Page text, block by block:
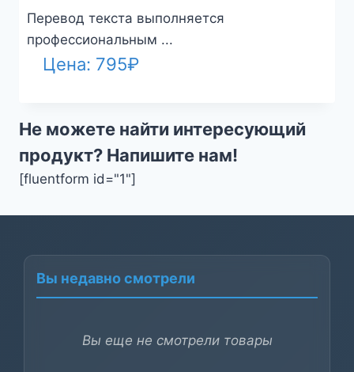
Перевод текста выполняется
профессиональным ...
Цена: 795₽
Не можете найти интересующий
продукт? Напишите нам!
[fluentform id="1"]
Вы недавно смотрели
Вы еще не смотрели товары